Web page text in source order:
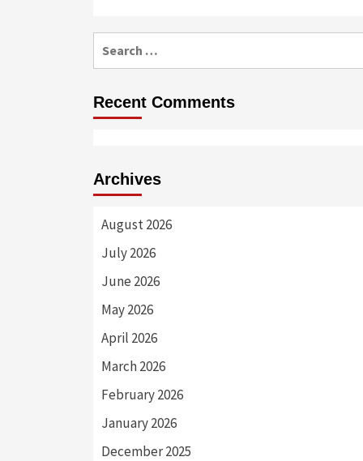
for:
Recent Comments
Archives
August 2026
July 2026
June 2026
May 2026
April 2026
March 2026
February 2026
January 2026
December 2025